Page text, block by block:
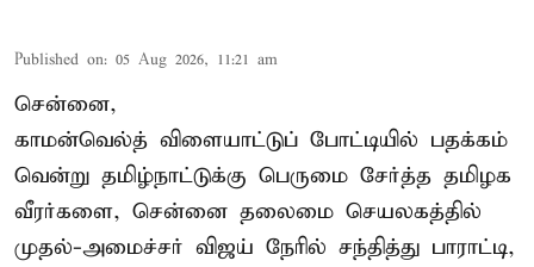
Published on: 05 Aug 2026, 11:21 am
சென்னை,
காமன்வெல்த் விளையாட்டுப் போட்டியில் பதக்கம்
வென்று தமிழ்நாட்டுக்கு பெருமை சேர்த்த தமிழக
வீரர்களை, சென்னை தலைமை செயலகத்தில்
முதல்-அமைச்சர் விஜய் நேரில் சந்தித்து பாராட்டி,